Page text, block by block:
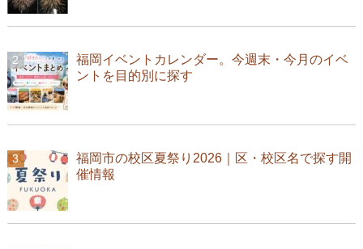
福岡イベントカレンダー。今週末・今月のイベ
ントを目的別に探す
福岡市の校区夏祭り2026｜区・校区名で探す開
催情報